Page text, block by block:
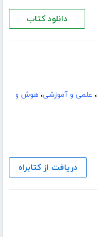
دانلود کتاب
، علمی و آموزشی،هوش و
دریافت از کتابراه